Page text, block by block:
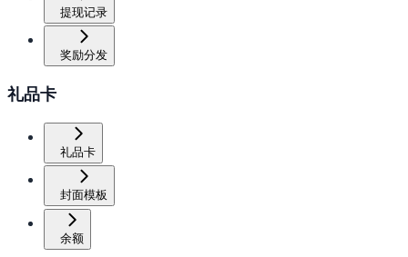
提现记录
奖励分发
礼品卡
礼品卡
封面模板
余额